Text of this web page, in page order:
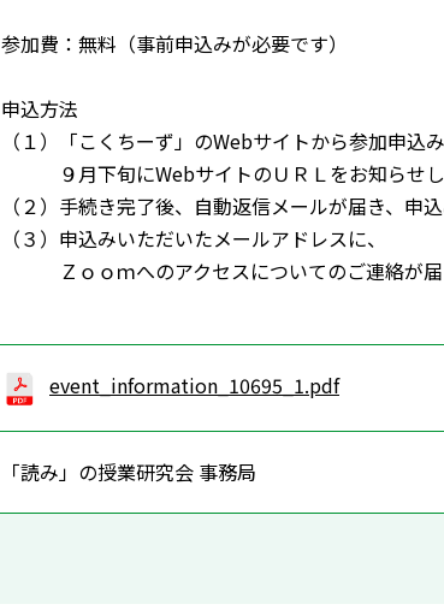
参加費：無料（事前申込みが必要です）
申込方法
（１）「こくちーず」のWebサイトから参加申込
９月下旬にWebサイトのＵＲＬをお知らせし
（２）手続き完了後、自動返信メールが届き、申
（３）申込みいただいたメールアドレスに、
Ｚｏｏｍへのアクセスについてのご連絡が届
event_information_10695_1.pdf
「読み」の授業研究会 事務局